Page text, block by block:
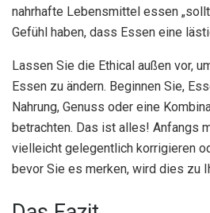
nahrhafte Lebensmittel essen
Gefühl haben, dass Essen eine
Lassen Sie die Ethical außen vor,
Essen zu ändern. Beginnen Sie,
Nahrung, Genuss oder eine
betrachten. Das ist alles! Anfangs
vielleicht gelegentlich korrigieren
bevor Sie es merken, wird dies zu